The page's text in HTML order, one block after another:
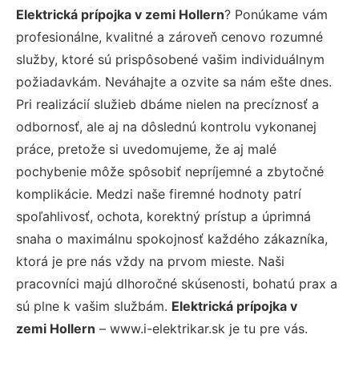
Elektrická prípojka v zemi Hollern? Ponúkame vám
profesionálne, kvalitné a zároveň cenovo rozumné
služby, ktoré sú prispôsobené vašim individuálnym
požiadavkám. Neváhajte a ozvite sa nám ešte dnes.
Pri realizácií služieb dbáme nielen na precíznosť a
odbornosť, ale aj na dôslednú kontrolu vykonanej
práce, pretože si uvedomujeme, že aj malé
pochybenie môže spôsobiť nepríjemné a zbytočné
komplikácie. Medzi naše firemné hodnoty patrí
spoľahlivosť, ochota, korektný prístup a úprimná
snaha o maximálnu spokojnosť každého zákazníka,
ktorá je pre nás vždy na prvom mieste. Naši
pracovníci majú dlhoročné skúsenosti, bohatú prax a
sú plne k vašim službám. Elektrická prípojka v
zemi Hollern – www.i-elektrikar.sk je tu pre vás.